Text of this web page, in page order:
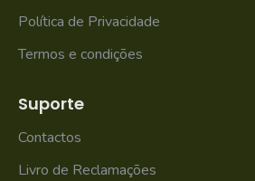
Política de Privacidade
Termos e condições
Suporte
Contactos
Livro de Reclamações